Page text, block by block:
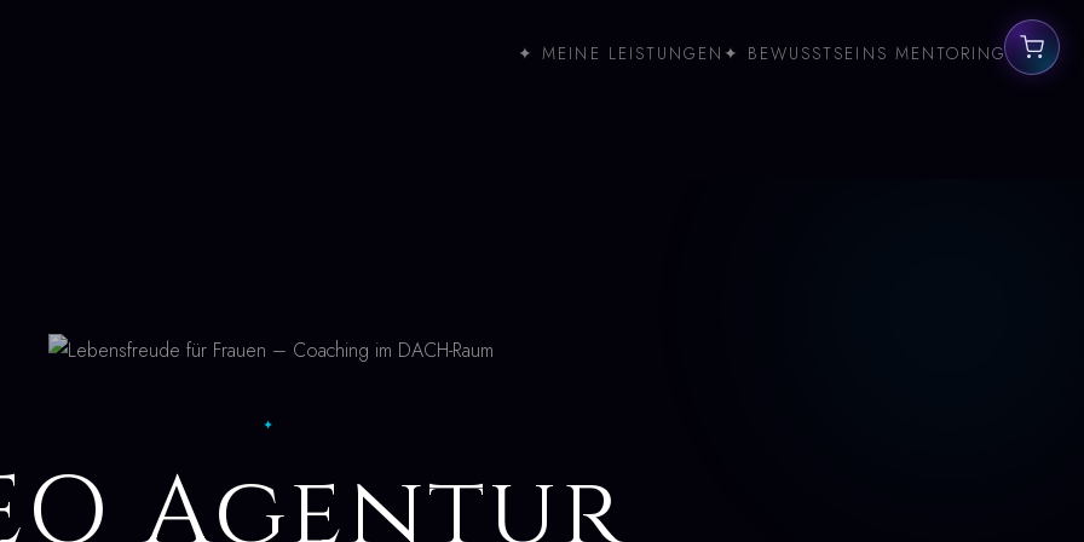
✦ MEINE LEISTUNGEN ✦ BEWUSSTSEINS MENTORING
✦
Agentur